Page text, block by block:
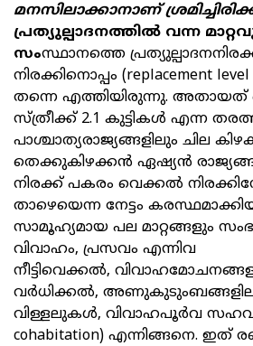
മനസിലാക്കാനാണ്
പ്രത്യുല്പാദനത്തിൽ വന്ന
സംസ്ഥാനത്തെ
നിരക്കിനൊപ്പം (replacement
തന്നെ എത്തിയിരുന്നു. അതായത്
സ്ത്രീക്ക് 2.1 കുട്ടികൾ എന്ന
പാശ്ചാത്യരാജ്യങ്ങളിലും ചില
തെക്കുകിഴക്കൻ ഏഷ്യൻ
നിരക്ക് പകരം വെക്കൽ
താഴെയെന്ന നേട്ടം
സാമൂഹ്യമായ പല മാറ്റങ്ങളും
വിവാഹം, പ്രസവം എന്നിവ
നീട്ടിവെക്കൽ,
വർധിക്കൽ,
വിള്ളലുകൾ, വിവാഹപൂർവ
cohabitation) എന്നിങ്ങനെ. ഇത്